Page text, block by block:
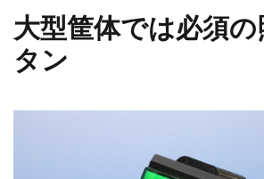
大型筐体では必須
タン